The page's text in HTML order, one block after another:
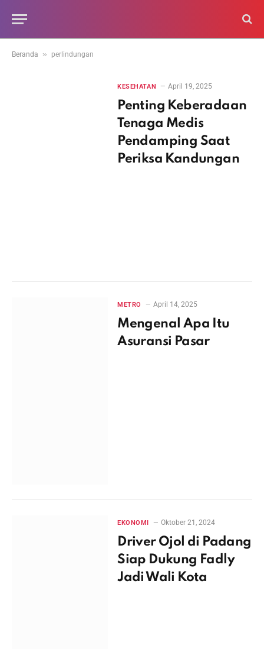
Beranda » perlindungan
KESEHATAN April 19, 2025
Penting Keberadaan
Tenaga Medis
Pendamping Saat
Periksa Kandungan
METRO April 14, 2025
Mengenal Apa Itu
Asuransi Pasar
EKONOMI Oktober 21, 2024
Driver Ojol di Padang
Siap Dukung Fadly
Jadi Wali Kota